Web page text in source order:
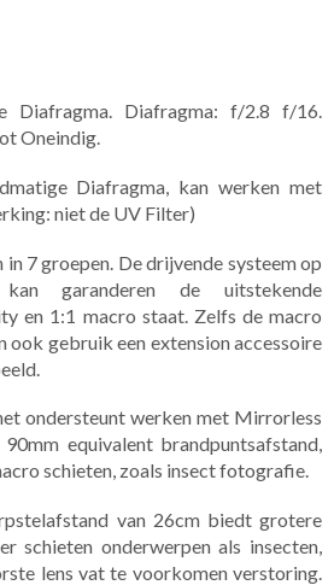
Diafragma. Diafragma: f/2.8 f/16.
Oneindig.
Diafragma, kan werken met
niet de UV Filter)
7 groepen. De drijvende systeem op
garanderen de uitstekende
en 1:1 macro staat. Zelfs de macro
ook gebruik een extension accessoire
ondersteunt werken met Mirrorless
equivalent brandpuntsafstand,
schieten, zoals insect fotografie.
van 26cm biedt grotere
schieten onderwerpen als insecten,
lens vat te voorkomen verstoring.